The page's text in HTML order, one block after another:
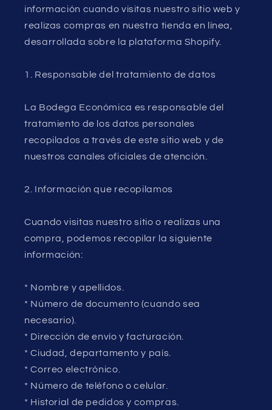
información cuando visitas nuestro sitio web y
realizas compras en nuestra tienda en línea,
desarrollada sobre la plataforma Shopify.
1. Responsable del tratamiento de datos
La Bodega Económica es responsable del
tratamiento de los datos personales
recopilados a través de este sitio web y de
nuestros canales oficiales de atención.
2. Información que recopilamos
Cuando visitas nuestro sitio o realizas una
compra, podemos recopilar la siguiente
información:
* Nombre y apellidos.
* Número de documento (cuando sea
necesario).
* Dirección de envío y facturación.
* Ciudad, departamento y país.
* Correo electrónico.
* Número de teléfono o celular.
* Historial de pedidos y compras.